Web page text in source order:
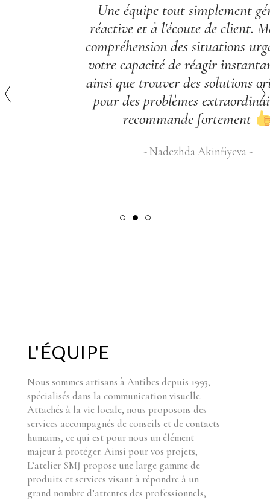
Une équipe tout simplement géniale,
réactive et à l'écoute de client. Merci de
compréhension des situations urgentes et
votre capacité de réagir instantanément
ainsi que trouver des solutions originales
pour des problèmes extraordinaires. Je
recommande fortement
Nadezhda Akinfiyeva
L'ÉQUIPE
Nous sommes artisans à Antibes depuis 1993,
spécialisés dans la communication visuelle.
Attachés à la vie locale, nous proposons des
services accompagnés de conseils et de contacts
humains, ce qui est pour nous un élément
majeur à protéger. Ainsi pour vos projets,
L’atelier SMJ propose une large gamme de
produits et services visant à répondre à un
grand nombre d’attentes des professionnels,